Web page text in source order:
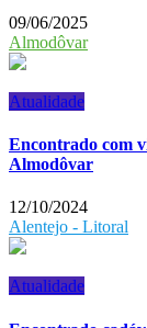
09/06/2025
Almodôvar
Atualidade
Encontrado com
Almodôvar
12/10/2024
Alentejo - Litoral
Atualidade